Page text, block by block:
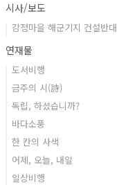
시사/보도
강정마을 해군기지 건설반대
연재물
도서비행
금주의 시(詩)
독립, 하셨습니까?
바다소풍
한 칸의 사색
어제, 오늘, 내일
일상비행